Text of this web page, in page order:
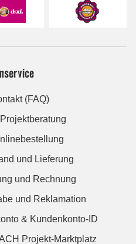
(FAQ)
und Lieferung
und Rechnung
und Reklamation
& Kundenkonto-ID
Projekt-Marktplatz